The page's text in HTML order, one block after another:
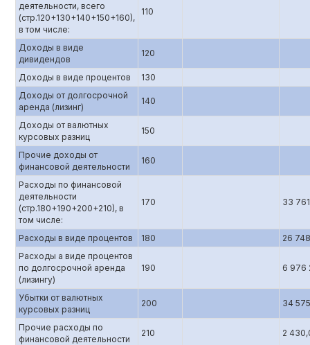
деятельности, всего
(стр.120+130+140+150+160),
в том числе:
110
Доходы в виде
дивидендов
120
Доходы в виде процентов
130
Доходы от долгосрочной
аренда (лизинг)
140
Доходы от валютных
курсовых разниц
150
Прочие доходы от
финансовой деятельности
160
Расходы по финансовой
деятельности
(стр.180+190+200+210), в
том числе:
170 33
Расходы в виде процентов 180
26
Расходы а виде процентов
по долгосрочной аренда
(лизингу)
190 6 976
Убытки от валютных
курсовых разниц
200 34
Прочие расходы по
финансовой деятельности
210 2